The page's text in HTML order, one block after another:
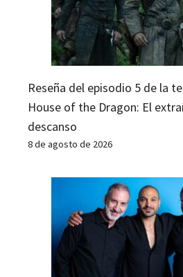
Reseña del episodio 5 de la
House of the Dragon: El
descanso
8 de agosto de 2026